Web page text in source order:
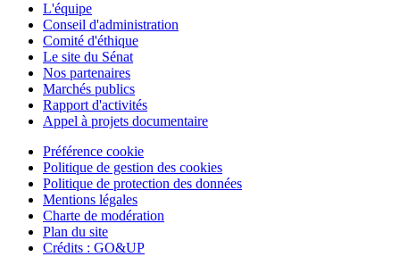
L'équipe
Conseil d'administration
Comité d'éthique
Le site du Sénat
Nos partenaires
Marchés publics
Rapport d'activités
Appel à projets documentaire
Préférence cookie
Politique de gestion des cookies
Politique de protection des données
Mentions légales
Charte de modération
Plan du site
Crédits : GO&UP